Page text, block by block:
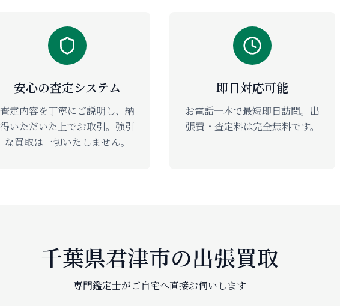
安心の査定システム
査定内容を丁寧にご説明し、納
得いただいた上でお取引。強引
な買取は一切いたしません。
即日対応可能
お電話一本で最短即日訪問。出
張費・査定料は完全無料です。
千葉県君津市の出張買取
専門鑑定士がご自宅へ直接お伺いします